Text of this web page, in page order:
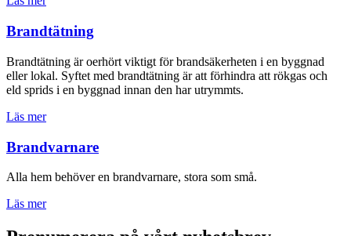
Brandtätning
Brandtätning är oerhört viktigt för brandsäkerheten i en byggnad
eller lokal. Syftet med brandtätning är att förhindra att rökgas och
eld sprids i en byggnad innan den har utrymmts.
Läs mer
Brandvarnare
Alla hem behöver en brandvarnare, stora som små.
Läs mer